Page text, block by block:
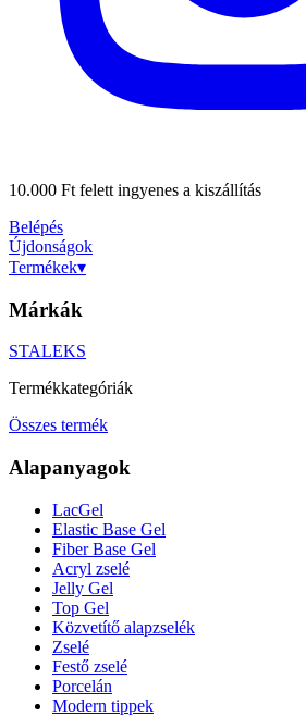
10.000 Ft felett ingyenes a kiszállítás
Belépés
Újdonságok
Termékek▾
Márkák
STALEKS
Termékkategóriák
Összes termék
Alapanyagok
LacGel
Elastic Base Gel
Fiber Base Gel
Acryl zselé
Jelly Gel
Top Gel
Közvetítő alapzselék
Zselé
Festő zselé
Porcelán
Modern tippek